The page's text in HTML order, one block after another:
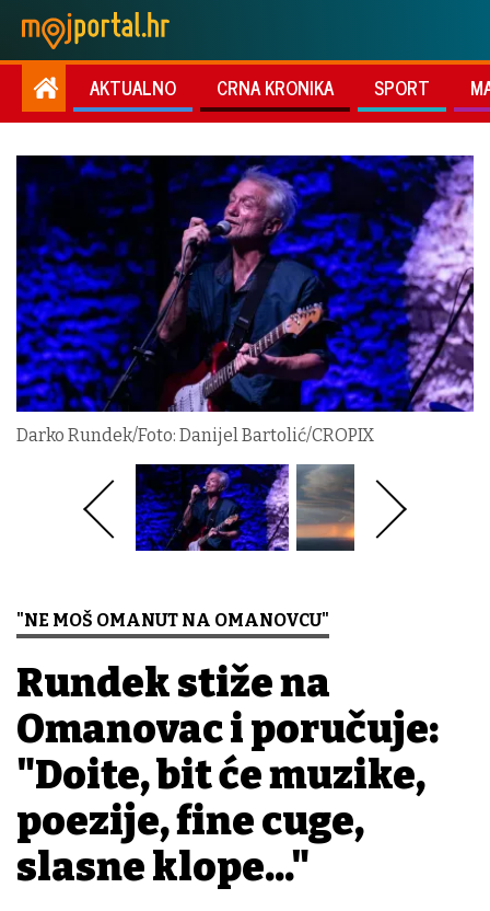
AKTUALNO CRNA KRONIKA SPORT
Darko Rundek/Foto: Danijel Bartolić/CROPIX
"NE MOŠ OMANUT NA OMANOVCU"
Rundek stiže na
Omanovac i poručuje:
"Dođite, bit će muzike,
poezije, fine cuge,
slasne klope..."